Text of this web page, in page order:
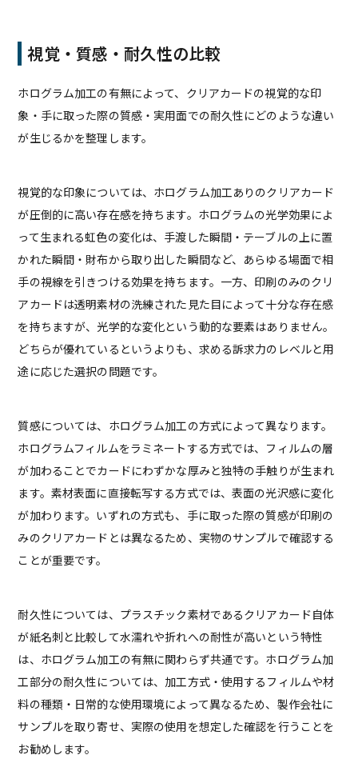
視覚・質感・耐久性の比較
ホログラム加工の有無によって、クリアカードの視覚的な印
象・手に取った際の質感・実用面での耐久性にどのような違い
が生じるかを整理します。
視覚的な印象については、ホログラム加工ありのクリアカード
が圧倒的に高い存在感を持ちます。ホログラムの光学効果によ
って生まれる虹色の変化は、手渡した瞬間・テーブルの上に置
かれた瞬間・財布から取り出した瞬間など、あらゆる場面で相
手の視線を引きつける効果を持ちます。一方、印刷のみのクリ
アカードは透明素材の洗練された見た目によって十分な存在感
を持ちますが、光学的な変化という動的な要素はありません。
どちらが優れているというよりも、求める訴求力のレベルと用
途に応じた選択の問題です。
質感については、ホログラム加工の方式によって異なります。
ホログラムフィルムをラミネートする方式では、フィルムの層
が加わることでカードにわずかな厚みと独特の手触りが生まれ
ます。素材表面に直接転写する方式では、表面の光沢感に変化
が加わります。いずれの方式も、手に取った際の質感が印刷の
みのクリアカードとは異なるため、実物のサンプルで確認する
ことが重要です。
耐久性については、プラスチック素材であるクリアカード自体
が紙名刺と比較して水濡れや折れへの耐性が高いという特性
は、ホログラム加工の有無に関わらず共通です。ホログラム加
工部分の耐久性については、加工方式・使用するフィルムや材
料の種類・日常的な使用環境によって異なるため、製作会社に
サンプルを取り寄せ、実際の使用を想定した確認を行うことを
お勧めします。